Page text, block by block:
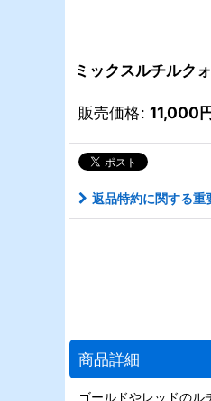
ミックスルチルク
販売価格: 11,000
返品特約に関する重
商品詳細
ゴールドやレッドのル